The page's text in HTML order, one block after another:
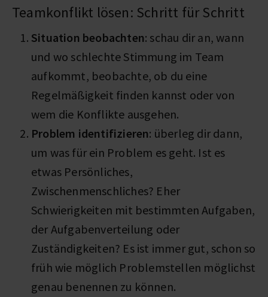
Teamkonflikt lösen: Schritt für Schritt
Situation beobachten: schau dir an, wann
und wo schlechte Stimmung im Team
aufkommt, beobachte, ob du eine
Regelmäßigkeit finden kannst oder von
wem die Konflikte ausgehen.
Problem identifizieren: überleg dir dann,
um was für ein Problem es geht. Ist es
etwas Persönliches,
Zwischenmenschliches? Eher
Schwierigkeiten mit bestimmten Aufgaben,
der Aufgabenverteilung oder
Zuständigkeiten? Es ist immer gut, schon so
früh wie möglich Problemstellen möglichst
genau benennen zu können.